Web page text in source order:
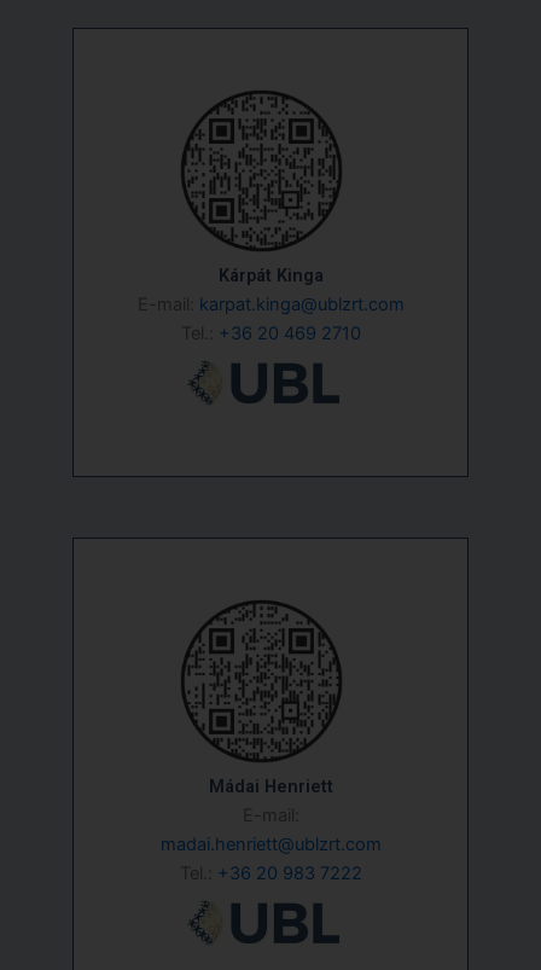
Kárpát Kinga
E-mail: karpat.kinga@ublzrt.com
Tel.: +36 20 469 2710
Mádai Henriett
E-mail:
madai.henriett@ublzrt.com
Tel.: +36 20 983 7222